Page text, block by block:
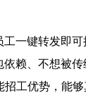
一键转发即
赖、不想被
工优势，能